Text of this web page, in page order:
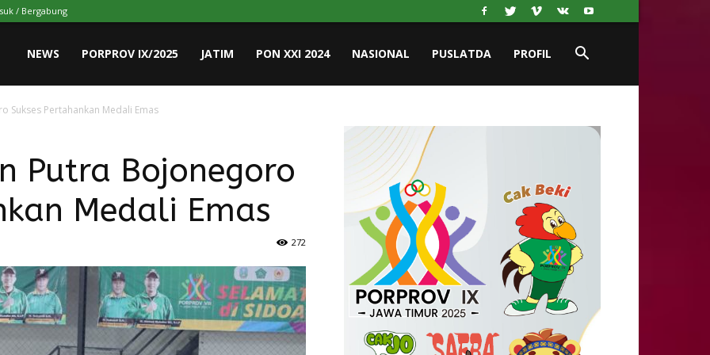
/ Bergabung
NEWS PORPROV IX/2025 JATIM PON XXI 2024 NASIONAL PUSLATDA PROFIL
Sukses Pertahankan Medali Emas
Putra Bojonegoro
Medali Emas
272